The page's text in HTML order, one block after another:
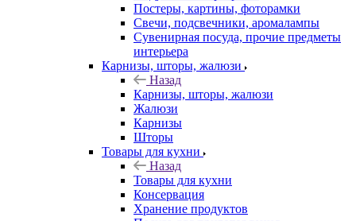
Постеры, картины, фоторамки
Свечи, подсвечники, аромалампы
Сувенирная посуда, прочие предметы
интерьера
Карнизы, шторы, жалюзи
Назад
Карнизы, шторы, жалюзи
Жалюзи
Карнизы
Шторы
Товары для кухни
Назад
Товары для кухни
Консервация
Хранение продуктов